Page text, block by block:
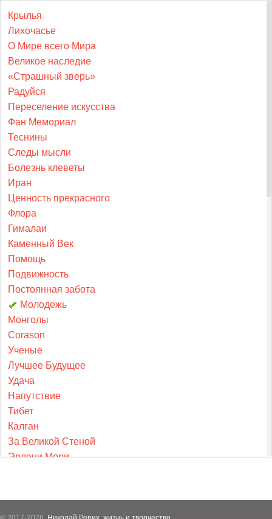
Крылья
Лихочасье
О Мире всего Мира
Великое наследие
«Страшный зверь»
Радуйся
Переселение искусства
Фан Мемориал
Теснины
Следы мысли
Болезнь клеветы
Иран
Ценность прекрасного
Флора
Гималаи
Каменный Век
Помощь
Подвижность
Постоянная забота
Молодежь
Монголы
Corason
Ученые
Лучшее Будущее
Удача
Напутствие
Тибет
Калган
За Великой Стеной
Эрдени Мори
Держатели